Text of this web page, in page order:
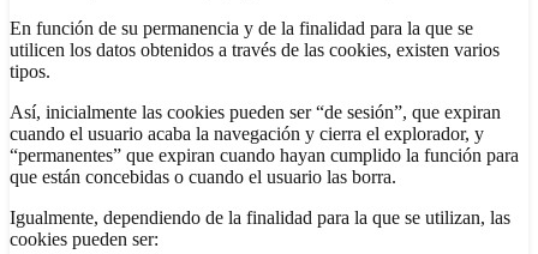
En función de su permanencia y de la finalidad para la que se
utilicen los datos obtenidos a través de las cookies, existen varios
tipos.
Así, inicialmente las cookies pueden ser “de sesión”, que expiran
cuando el usuario acaba la navegación y cierra el explorador, y
“permanentes” que expiran cuando hayan cumplido la función para
que están concebidas o cuando el usuario las borra.
Igualmente, dependiendo de la finalidad para la que se utilizan, las
cookies pueden ser: